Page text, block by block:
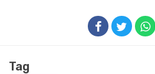
Tag